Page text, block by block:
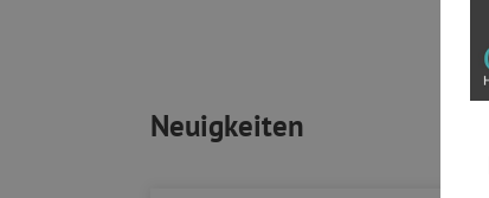
Neuigkeiten